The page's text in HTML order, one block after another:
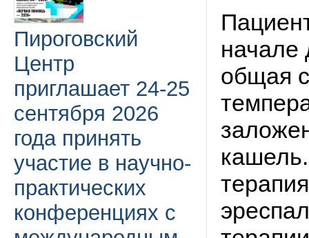
Пироговский
Центр
приглашает 24-25
сентября 2026
года принять
участие в научно-
практических
конференциях с
начале
общая